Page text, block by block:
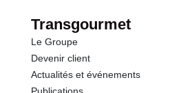
Transgourmet
Le Groupe
Devenir client
Actualités et événements